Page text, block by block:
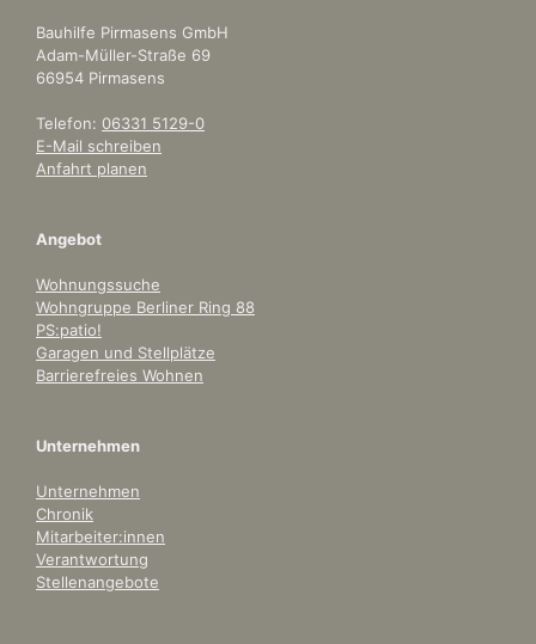
Bauhilfe Pirmasens GmbH
Adam-Müller-Straße 69
66954 Pirmasens
Telefon: 06331 5129-0
E-Mail schreiben
Anfahrt planen
Angebot
Wohnungssuche
Wohngruppe Berliner Ring 88
PS:patio!
Garagen und Stellplätze
Barrierefreies Wohnen
Unternehmen
Unternehmen
Chronik
Mitarbeiter:innen
Verantwortung
Stellenangebote